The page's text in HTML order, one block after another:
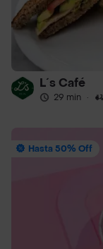
L´s Café
29 min ·
Hasta 50% Off